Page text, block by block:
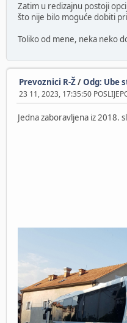
Zatim u redizajnu postoji
što nije bilo moguće dobiti
Toliko od mene, neka neko
Prevoznici R-Ž/Odg: Ube
23 11, 2023, 17:35:50
Jedna zaboravljena iz 2018.